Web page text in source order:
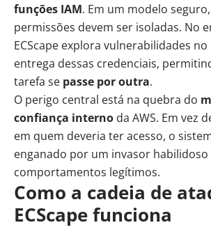
funções IAM. Em um modelo
permissões devem ser isoladas. No
ECScape explora vulnerabilidades
entrega dessas credenciais,
tarefa se passe por outra.
O perigo central está na quebra do
confiança interno da AWS. Em vez
em quem deveria ter acesso, o
enganado por um invasor habilidoso
comportamentos legítimos.
Como a cadeia de
ECScape funciona